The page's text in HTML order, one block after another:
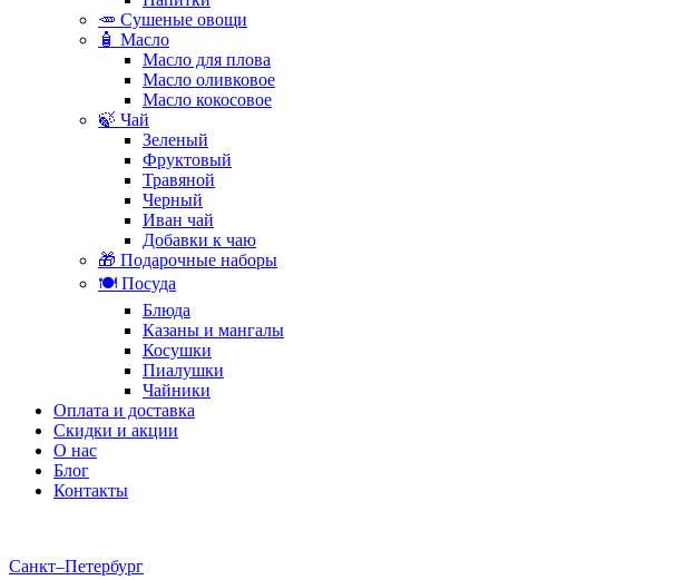
🥕 Сушеные овощи
🧴 Масло
Масло для плова
Масло оливковое
Масло кокосовое
🍃 Чай
Зеленый
Фруктовый
Травяной
Черный
Иван чай
Добавки к чаю
🎁 Подарочные наборы
🍽️ Посуда
Блюда
Казаны и мангалы
Косушки
Пиалушки
Чайники
Оплата и доставка
Скидки и акции
О нас
Блог
Контакты
Санкт–Петербург